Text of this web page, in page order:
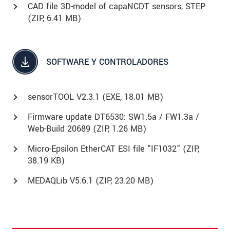
CAD file 3D-model of capaNCDT sensors, STEP
(ZIP, 6.41 MB)
SOFTWARE Y CONTROLADORES
sensorTOOL V2.3.1 (EXE, 18.01 MB)
Firmware update DT6530: SW1.5a / FW1.3a /
Web-Build 20689 (ZIP, 1.26 MB)
Micro-Epsilon EtherCAT ESI file "IF1032" (ZIP,
38.19 KB)
MEDAQLib V5.6.1 (ZIP, 23.20 MB)